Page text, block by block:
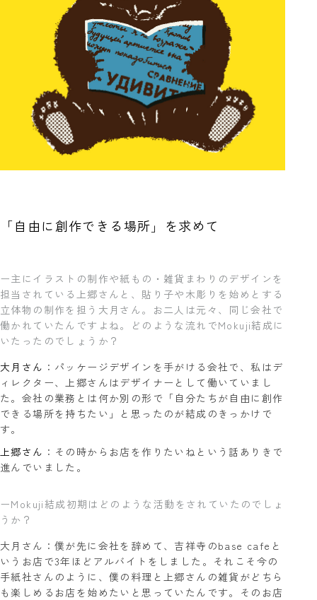
「自由に創作できる場所」を求めて
ー主にイラストの制作や紙もの・雑貨まわりのデザインを
担当されている上郷さんと、貼り子や木彫りを始めとする
立体物の制作を担う大月さん。お二人は元々、同じ会社で
働かれていたんですよね。どのような流れでMokuji結成に
いたったのでしょうか？
大月さん ：パッケージデザインを手がける会社で、私はデ
ィレクター、上郷さんはデザイナーとして働いていまし
た。会社の業務とは何か別の形で「自分たちが自由に創作
できる場所を持ちたい」と思ったのが結成のきっかけで
す。
上郷さん ：その時からお店を作りたいねという話ありきで
進んでいました。
ーMokuji結成初期はどのような活動をされていたのでしょ
うか？
大月さん：僕が先に会社を辞めて、吉祥寺のbase cafeと
いうお店で3年ほどアルバイトをしました。それこそ今の
手紙社さんのように、僕の料理と上郷さんの雑貨がどちら
も楽しめるお店を始めたいと思っていたんです。そのお店